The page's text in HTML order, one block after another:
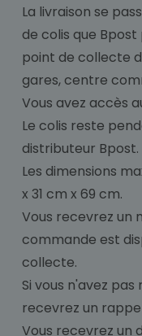
La livraison se
de colis que Bpost
point de collecte
gares, centre
Vous avez accès
Le colis reste
distributeur Bpost.
Les dimensions
x 31 cm x 69 cm.
Vous recevrez un
commande est
collecte.
Si vous n'avez
recevrez un
Vous recevrez un